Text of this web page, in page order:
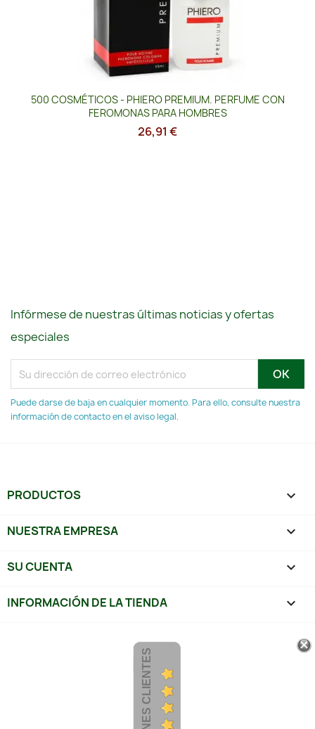
500 COSMÉTICOS - PHIERO PREMIUM. PERFUME CON
FEROMONAS PARA HOMBRES
26,91 €
Infórmese de nuestras últimas noticias y ofertas
especiales
Puede darse de baja en cualquier momento. Para ello, consulte nuestra
información de contacto en el aviso legal.
PRODUCTOS 
NUESTRA EMPRESA 
SU CUENTA 
INFORMACIÓN DE LA TIENDA keyboard_arrow_down